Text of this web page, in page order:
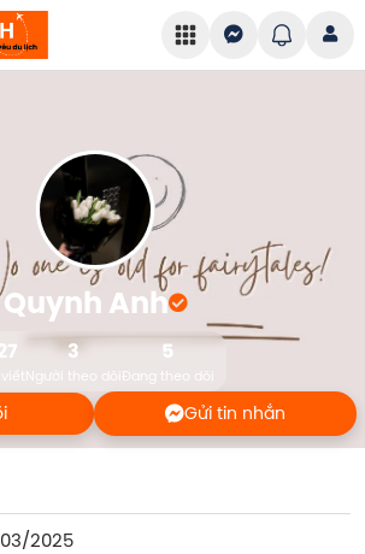
Quynh Anh
3
Người theo dõi
5
Đang theo dõi
Gửi tin nhắn
2025